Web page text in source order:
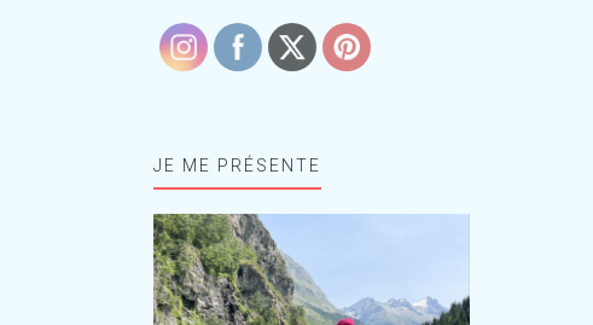
JE ME PRÉSENTE